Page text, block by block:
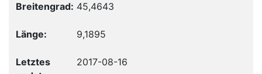
45,4643
9,1895
2017-08-16